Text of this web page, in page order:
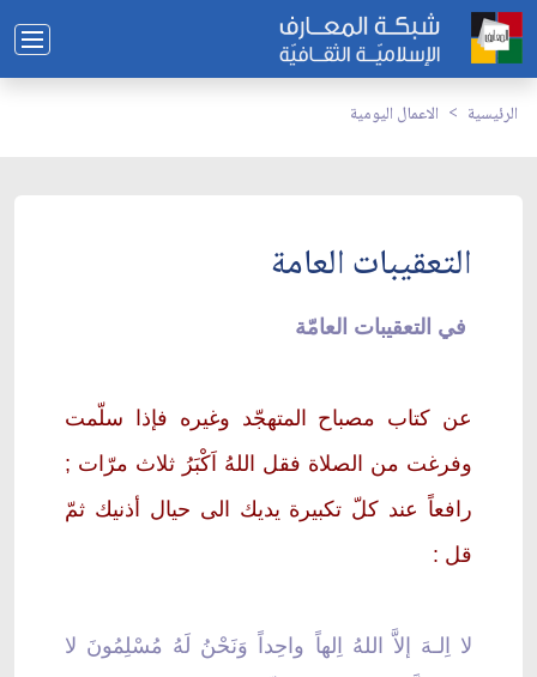
الرئيسية الاعمال اليومية
التعقيبات العامة
في التعقيبات العامّة
عن كتاب مصباح المتهجّد وغيره فإذا سلّمت
وفرغت من الصلاة فقل اللهُ اَكْبَرُ ثلاث مرّات ;
رافعاً عند كلّ تكبيرة يديك الى حيال أذنيك ثمّ
قل :
لا اِلـهَ إلاَّ اللهُ اِلهاً واحِداً وَنَحْنُ لَهُ مُسْلِمُونَ لا